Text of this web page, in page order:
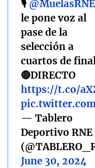
🎙️ @MuelasRNE
le pone voz al
pase de la
selección a
cuartos de
🔴DIRECTO
https://t.co/
— Tablero
Deportivo RNE
June 30, 2024